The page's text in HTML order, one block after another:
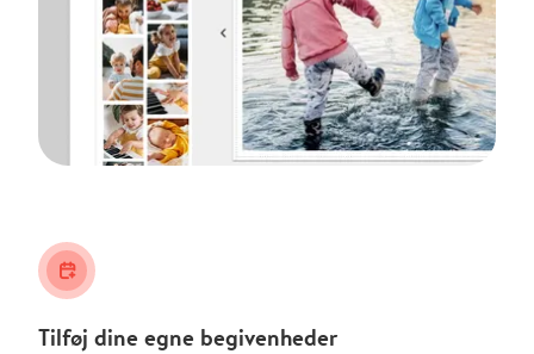
calendar_plus
Tilføj dine egne begivenheder